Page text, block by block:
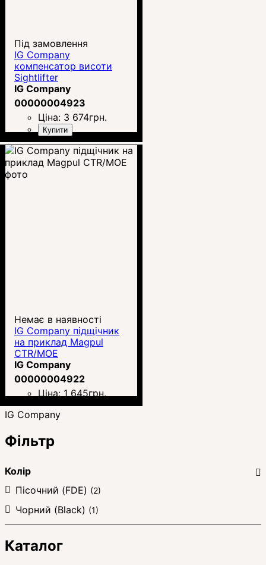
Під замовлення
IG Company
компенсатор висоти
Sightlifter
IG Company
00000004923
Ціна: 3 674грн.
Купити
Немає в наявності
IG Company підщічник
на приклад Magpul
СTR/MOE
IG Company
00000004922
Ціна: 1 645грн.
IG Company
Фільтр
Колір
Пісочний (FDE) (2)
Чорний (Black) (1)
Каталог